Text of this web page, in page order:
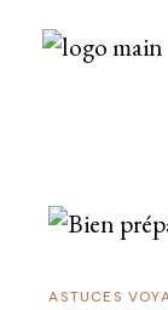
ASTUCES